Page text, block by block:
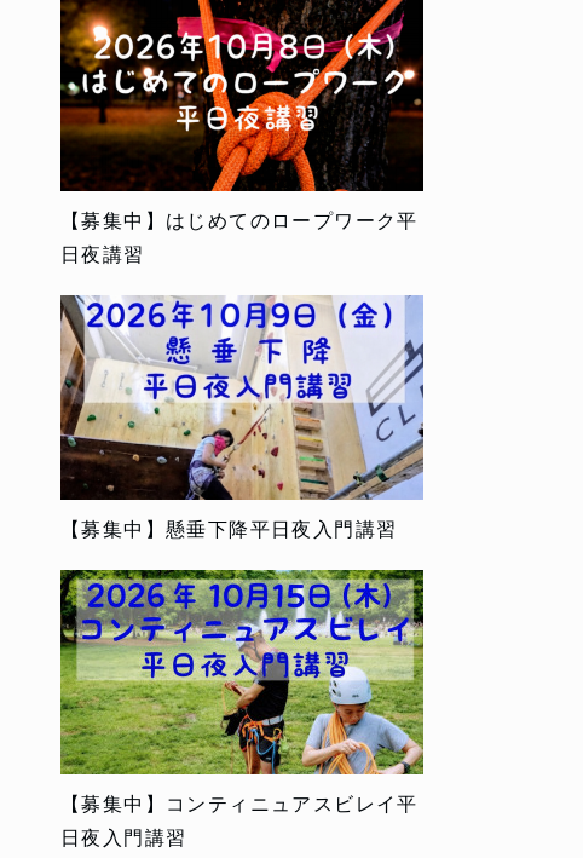
【募集中】はじめてのロープワーク平
日夜講習
【募集中】懸垂下降平日夜入門講習
【募集中】コンティニュアスビレイ平
日夜入門講習